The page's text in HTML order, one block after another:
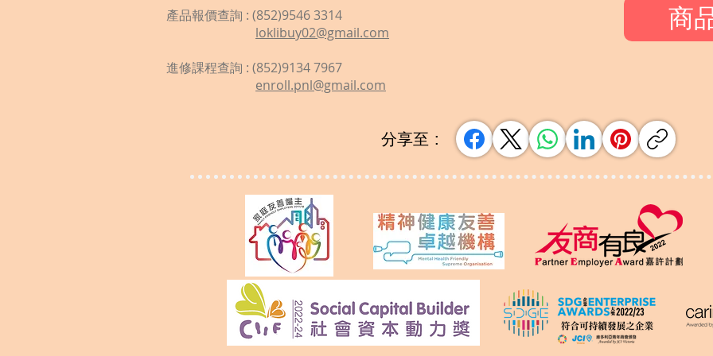
產品報價查詢 : (852)9546 3314
loklibuy02@gmail.com
進修課程查詢 : (852)9134 7967
enroll.pnl@gmail.com
商
分享至 :